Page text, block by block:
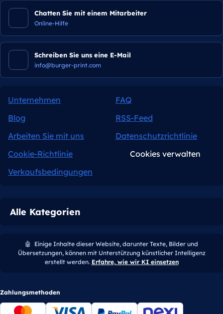
Chatten Sie mit einem Mitarbeiter
Online-Hilfe
Schreiben Sie uns eine E-Mail
info@burger-print.com
Unternehmen
FAQ
Blog
RSS-Feed
Arbeiten Sie mit uns
Datenschutzrichtlinie
Cookie-Richtlinie
Cookies verwalten
Verkaufsbedingungen
Alle Kategorien
🤖
Einige Inhalte dieser Website, darunter Texte, Bilder und
Übersetzungen, können mit Unterstützung künstlicher Intelligenz
erstellt werden. Erfahre, wie wir KI einsetzen
Zahlungsmethoden